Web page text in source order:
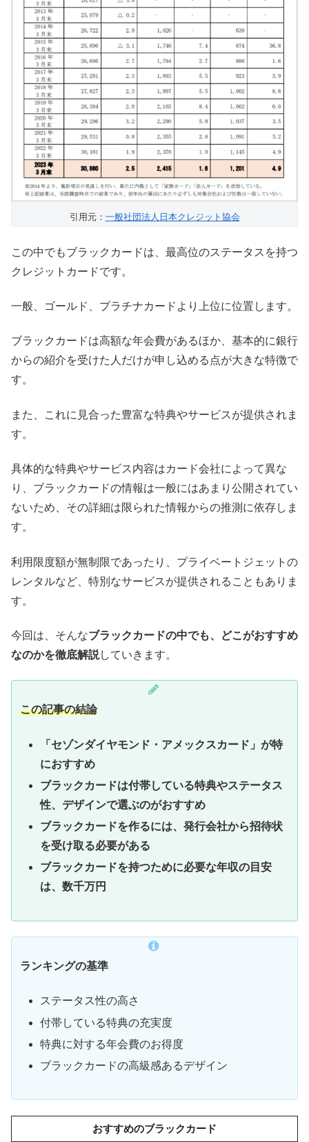
引用元： 一般社団法人日本クレジット協会
この中でもブラックカードは、最高位のステータスを持つ
クレジットカードです。
一般、ゴールド、プラチナカードより上位に位置します。
ブラックカードは高額な年会費があるほか、基本的に銀行
からの紹介を受けた人だけが申し込める点が大きな特徴で
す。
また、これに見合った豊富な特典やサービスが提供されま
す。
具体的な特典やサービス内容はカード会社によって異な
り、ブラックカードの情報は一般にはあまり公開されてい
ないため、その詳細は限られた情報からの推測に依存しま
す。
利用限度額が無制限であったり、プライベートジェットの
レンタルなど、特別なサービスが提供されることもありま
す。
今回は、そんなブラックカードの中でも、どこがおすすめ
なのかを徹底解説していきます。
この記事の結論
「セゾンダイヤモンド・アメックスカード」が特
におすすめ
ブラックカードは付帯している特典やステータス
性、デザインで選ぶのがおすすめ
ブラックカードを作るには、発行会社から招待状
を受け取る必要がある
ブラックカードを持つために必要な年収の目安
は、数千万円
ランキングの基準
ステータス性の高さ
付帯している特典の充実度
特典に対する年会費のお得度
ブラックカードの高級感あるデザイン
おすすめのブラックカード